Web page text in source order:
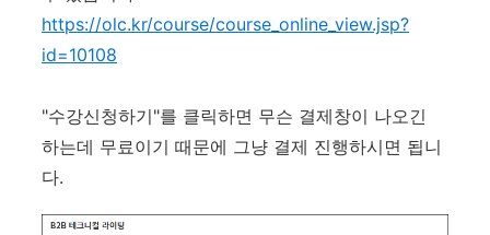
https://olc.kr/course/course_online_view.jsp?
id=10108
"수강신청하기"를 클릭하면 무슨 결제창이 나오긴
하는데 무료이기 때문에 그냥 결제 진행하시면 됩니
다.